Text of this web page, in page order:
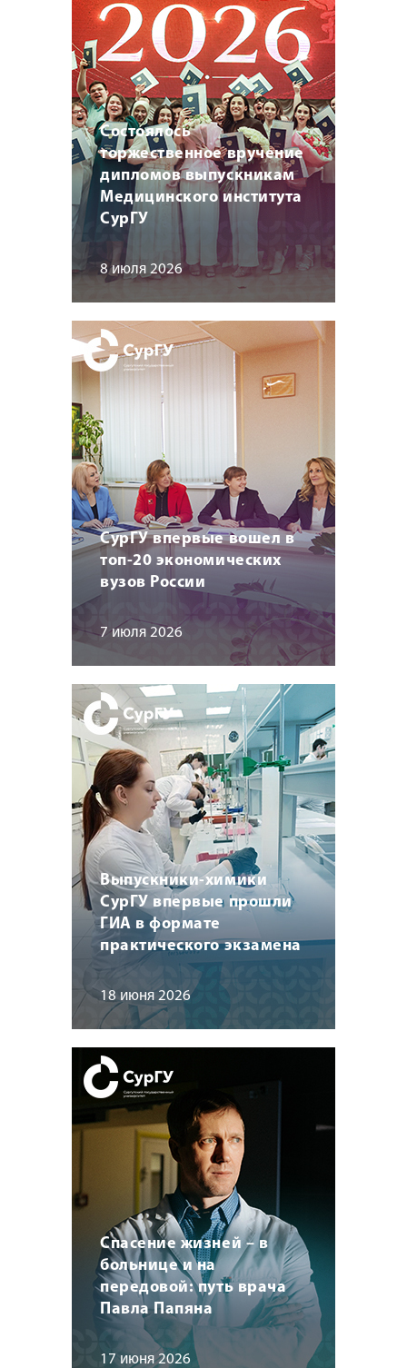
Состоялось
торжественное вручение
дипломов выпускникам
Медицинского института
СурГУ
8 июля 2026
СурГУ впервые вошел в
топ-20 экономических
вузов России
7 июля 2026
Выпускники-химики
СурГУ впервые прошли
ГИА в формате
практического экзамена
18 июня 2026
Спасение жизней – в
больнице и на
передовой: путь врача
Павла Папяна
17 июня 2026